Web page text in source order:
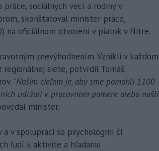
sociálnych vecí a rodiny v
skonštatoval minister práce,
na oficiálnom otvorení v piatok v Nitre.
znevýhodnením. Vznikli v každom
regionálnej siete, potvrdil Tomáš.
"Naším cieľom je, aby sme pomohli 1100
udržali v pracovnom pomere alebo našli
minister.
v spolupráci so psychológmi či
ľudí k aktivite a hľadaniu